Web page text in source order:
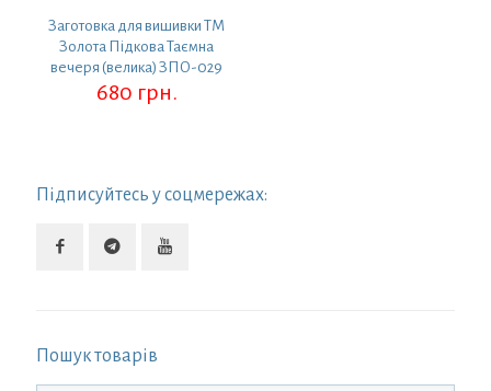
Заготовка для вишивки ТМ
Золота Підкова Таємна
вечеря (велика) ЗПО-029
680 грн.
Підписуйтесь у соцмережах:
Пошук товарів